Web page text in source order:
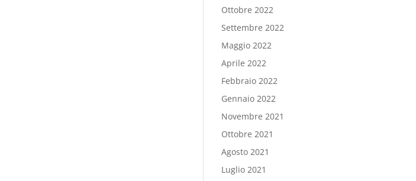
Ottobre 2022
Settembre 2022
Maggio 2022
Aprile 2022
Febbraio 2022
Gennaio 2022
Novembre 2021
Ottobre 2021
Agosto 2021
Luglio 2021